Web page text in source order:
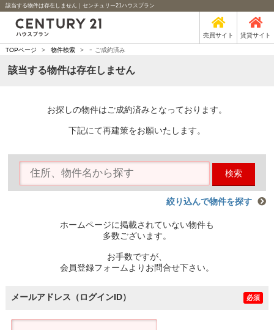
該当する物件は存在しません｜センチュリー21ハウスプラン
売買サイト 賃貸サイト
TOPページ > 物件検索 > - ご成約済み
該当する物件は存在しません
お探しの物件はご成約済みとなっております。
下記にて再建策をお願いたします。
検索
絞り込んで物件を探す
ホームページに掲載されていない物件も
多数ございます。
お手数ですが、
会員登録フォームよりお問合せ下さい。
メールアドレス（ログインID） 必須